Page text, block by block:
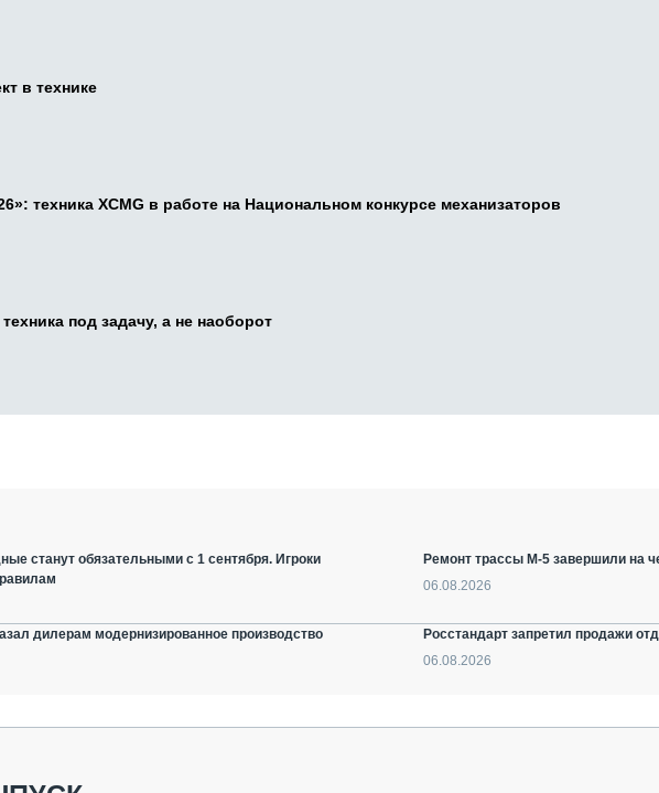
в технике
техника XCMG в работе на Национальном конкурсе механизаторов
под задачу, а не наоборот
станут обязательными с 1 сентября. Игроки
Ремонт трассы М-5 завершили на
06.08.2026
дилерам модернизированное производство
Росстандарт запретил продажи
06.08.2026